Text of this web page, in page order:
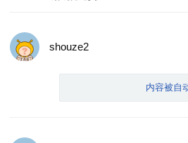
-- 带宝宝做家务：扫地、拖地
shouze2
内容被自